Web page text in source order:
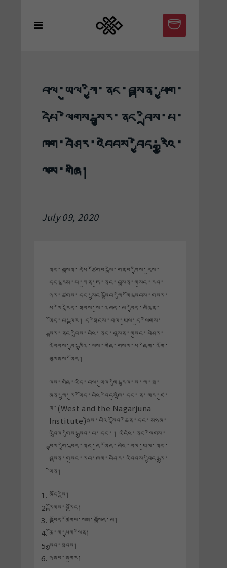
བལ་ཡུལ་ཀྱི་ནང་བསྟན་ཕྱག་
དཔེ་ལེགས་སྦྱར་ནང་བྲིས་པ་
ཁག་བཤེར་འབེབས་བྱེད་རྒྱུའི་
ལས་གཞི།
July 09, 2020
ནང་བསྟན་དཔེ་ཚོགས་ལྟེ་གནས་ཀྱིས་དུས་
དང་རྣམ་པ་ཀུན་ཏུ་ནང་བསྟན་གསུང་རབ་
ཉར་ཚགས་དང་སྲུང་སྐྱོབ་ཀྱི་གོ་སྐབས་གསར་
པ་རེ་རྙེད་ཐབས་སུ་འབད་པ་བྱེད་བཞིན་
ཡོད་པ་ལྟར། ད་ཐེངས་བལ་ཡུལ་དུ་ལེགས་
སྦྱར་ནང་བྲིས་པའི་ནང་བསྟན་གསུང་བཤེར་
འབེབས་བྱ་རྒྱུའི་ལས་གཞི་གསར་པ་ཞིག་འགོ་
བརྩམས་ཡོད།
ལས་གཞི་འདི་བལ་ཡུལ་གྱི་རྒྱལ་ས་ཀ་ཐ་
མན་ཀྲུ་རུ་ཡོད་པའི་བེདསུཁྲི་དང་ན་གར་ཛུ་
ན་(West and the Nagarjuna
Institute)ཞེས་པའི་སློབ་ཆེན་དང་མཉམ་
འབྲེལ་གྱིས་སྒྲུབ་པ་དང་། འདིའི་ནང་ལེགས་
སྦྱར་གྱི་སྐད་ནང་དུ་ཡོད་པའི་བལ་ཡུལ་ནང་
བསྟན་གསུང་རབ་ཁག་བཤེར་འབེབས་བྱེད་རྒྱུ་
ཡིན།
མདོ་སྡེ།
རྟོགས་བརྗོད།
བསྟོད་ཚོགས་སམ་བསྟོད་པ།
ཆོ་ག་ཕྱག་ལེན།
སྒྲུབ་ཐབས།
ཉམས་མགུར།